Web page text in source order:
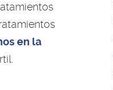
en la